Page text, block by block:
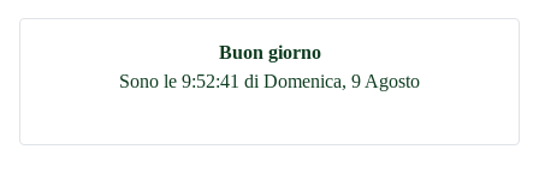
Buon giorno
Sono le 9:52:41 di Domenica, 9 Agosto